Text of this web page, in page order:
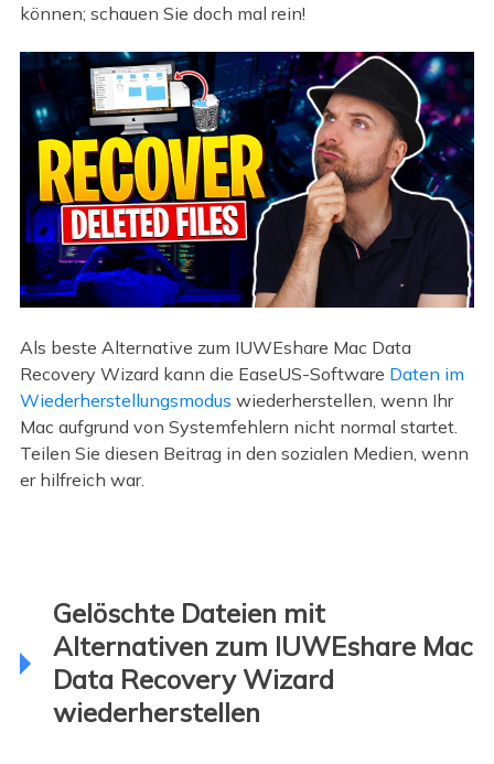
können; schauen Sie doch mal rein!
Als beste Alternative zum IUWEshare Mac Data
Recovery Wizard kann die EaseUS-Software Daten im
Wiederherstellungsmodus wiederherstellen, wenn Ihr
Mac aufgrund von Systemfehlern nicht normal startet.
Teilen Sie diesen Beitrag in den sozialen Medien, wenn
er hilfreich war.
Gelöschte Dateien mit
Alternativen zum IUWEshare Mac
Data Recovery Wizard
wiederherstellen